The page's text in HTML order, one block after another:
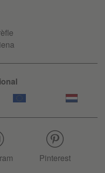
Pinterest